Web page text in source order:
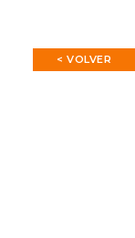
< VOLVER